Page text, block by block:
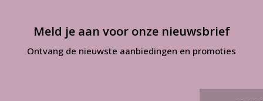
Meld je aan voor onze nieuwsbrief
Ontvang de nieuwste aanbiedingen en promoties